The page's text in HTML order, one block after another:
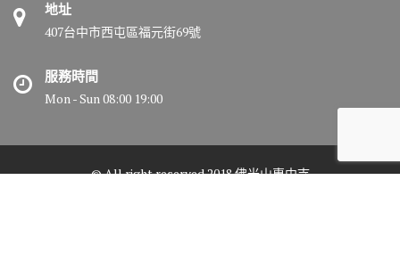
地址
407台中市西屯區福元街69號
服務時間
Mon - Sun 08:00 19:00
© All right reserved 2018 佛光山惠中寺